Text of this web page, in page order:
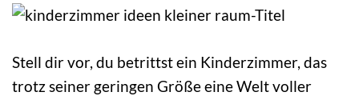
Stell dir vor, du betrittst ein Kinderzimmer, das
trotz seiner geringen Größe eine Welt voller